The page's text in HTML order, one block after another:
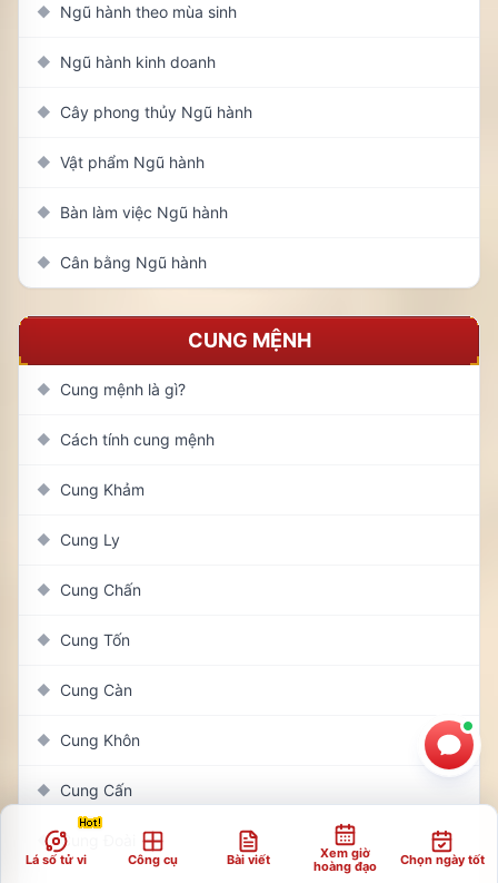
◆ Ngũ hành theo mùa sinh
◆ Ngũ hành kinh doanh
◆ Cây phong thủy Ngũ hành
◆ Vật phẩm Ngũ hành
◆ Bàn làm việc Ngũ hành
◆ Cân bằng Ngũ hành
CUNG MỆNH
◆ Cung mệnh là gì?
◆ Cách tính cung mệnh
◆ Cung Khảm
◆ Cung Ly
◆ Cung Chấn
◆ Cung Tốn
◆ Cung Càn
◆ Cung Khôn
◆ Cung Cấn
◆ Cung Đoài
Lá số tử vi Công cụ Bài viết
Xem giờ
hoàng đạo
Chọn ngày tốt